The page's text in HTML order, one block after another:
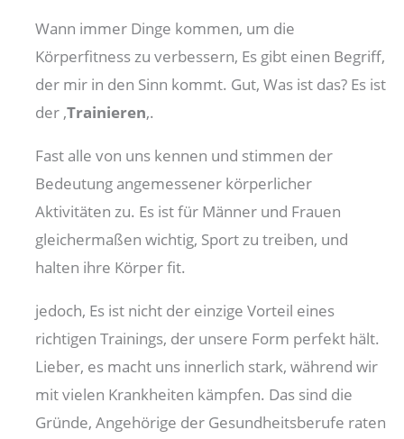
Wann immer Dinge kommen, um die
Körperfitness zu verbessern, Es gibt einen Begriff,
der mir in den Sinn kommt. Gut, Was ist das? Es ist
der ‚Trainieren‚.
Fast alle von uns kennen und stimmen der
Bedeutung angemessener körperlicher
Aktivitäten zu. Es ist für Männer und Frauen
gleichermaßen wichtig, Sport zu treiben, und
halten ihre Körper fit.
jedoch, Es ist nicht der einzige Vorteil eines
richtigen Trainings, der unsere Form perfekt hält.
Lieber, es macht uns innerlich stark, während wir
mit vielen Krankheiten kämpfen. Das sind die
Gründe, Angehörige der Gesundheitsberufe raten